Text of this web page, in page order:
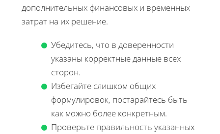
дополнительных финансовых и временных
затрат на их решение.
Убедитесь, что в доверенности
указаны корректные данные всех
сторон.
Избегайте слишком общих
формулировок, постарайтесь быть
как можно более конкретным.
Проверьте правильность указанных